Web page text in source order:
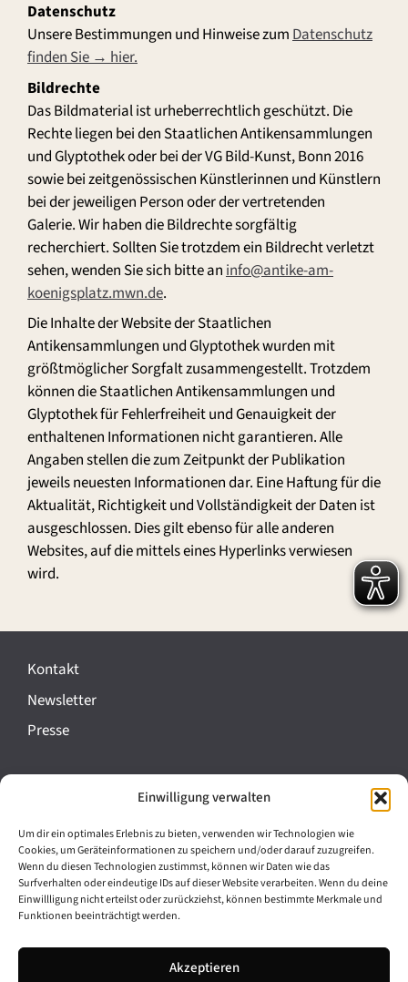
Einwilligung verwalten
Um dir ein optimales Erlebnis zu bieten, verwenden wir Technologien wie
Cookies, um Geräteinformationen zu speichern und/oder darauf zuzugreifen.
Wenn du diesen Technologien zustimmst, können wir Daten wie das
Surfverhalten oder eindeutige IDs auf dieser Website verarbeiten. Wenn du deine
Einwillligung nicht erteilst oder zurückziehst, können bestimmte Merkmale und
Funktionen beeinträchtigt werden.
Akzeptieren
Datenschutz
Unsere Bestimmungen und Hinweise zumDatenschutz
finden Sie → hier.
Bildrechte
Das Bildmaterial ist urheberrechtlich geschützt. Die
Rechte liegen bei den Staatlichen Antikensammlungen
und Glyptothek oder bei der VG Bild-Kunst, Bonn 2016
sowie bei zeitgenössischen Künstlerinnen und Künstlern
bei der jeweiligen Person oder der vertretenden
Galerie. Wir haben die Bildrechte sorgfältig
recherchiert. Sollten Sie trotzdem ein Bildrecht verletzt
sehen, wenden Sie sich bitte an info@antike-am-
koenigsplatz.mwn.de.
Die Inhalte der Website der Staatlichen
Antikensammlungen und Glyptothek wurden mit
größtmöglicher Sorgfalt zusammengestellt. Trotzdem
können die Staatlichen Antikensammlungen und
Glyptothek für Fehlerfreiheit und Genauigkeit der
enthaltenen Informationen nicht garantieren. Alle
Angaben stellen die zum Zeitpunkt der Publikation
jeweils neuesten Informationen dar. Eine Haftung für die
Aktualität, Richtigkeit und Vollständigkeit der Daten ist
ausgeschlossen. Dies gilt ebenso für alle anderen
Websites, auf die mittels eines Hyperlinks verwiesen
wird.
Kontakt
Newsletter
Presse
Cookie-Richtlinie (EU)
Barrierefreiheit